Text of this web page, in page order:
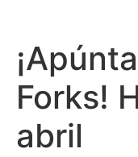
Forks!
abril